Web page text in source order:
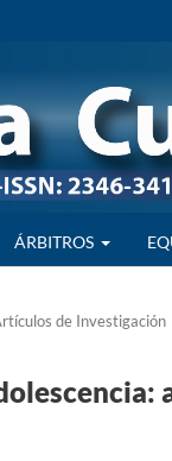
ÁRBITROS
de Investigación